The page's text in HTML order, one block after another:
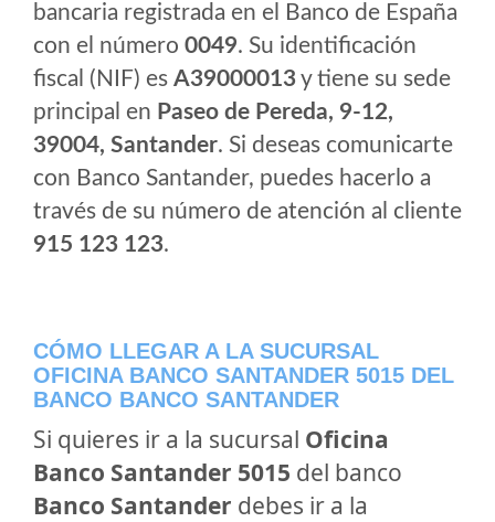
bancaria registrada en el Banco de España
con el número 0049. Su identificación
fiscal (NIF) es A39000013y tiene su sede
principal en Paseo de Pereda, 9-12,
39004, Santander. Si deseas comunicarte
con Banco Santander, puedes hacerlo a
través de su número de atención al cliente
915 123 123.
CÓMO LLEGAR A LA SUCURSAL
OFICINA BANCO SANTANDER 5015 DEL
BANCO BANCO SANTANDER
Si quieres ir a la sucursal Oficina
Banco Santander 5015 del banco
Banco Santander debes ir a la